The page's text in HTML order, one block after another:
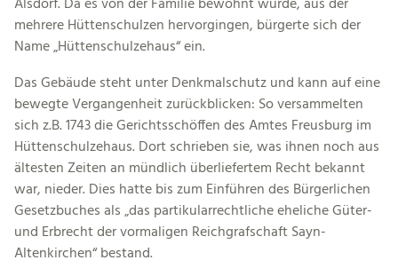
Alsdorf. Da es von der Familie bewohnt wurde, aus der
mehrere Hüttenschulzen hervorgingen, bürgerte sich der
Name „Hüttenschulzehaus“ ein.
Das Gebäude steht unter Denkmalschutz und kann auf eine
bewegte Vergangenheit zurückblicken: So versammelten
sich z.B. 1743 die Gerichtsschöffen des Amtes Freusburg im
Hüttenschulzehaus. Dort schrieben sie, was ihnen noch aus
ältesten Zeiten an mündlich überliefertem Recht bekannt
war, nieder. Dies hatte bis zum Einführen des Bürgerlichen
Gesetzbuches als „das partikularrechtliche eheliche Güter-
und Erbrecht der vormaligen Reichgrafschaft Sayn-
Altenkirchen“ bestand.